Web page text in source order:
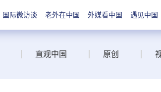
国际微访谈 老外在中国 外媒看中国 遇见中国
直观中国 原创